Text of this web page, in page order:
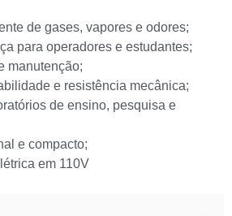
de gases, vapores e odores;
para operadores e estudantes;
manutenção;
e resistência mecânica;
de ensino, pesquisa e
e compacto;
em 110V